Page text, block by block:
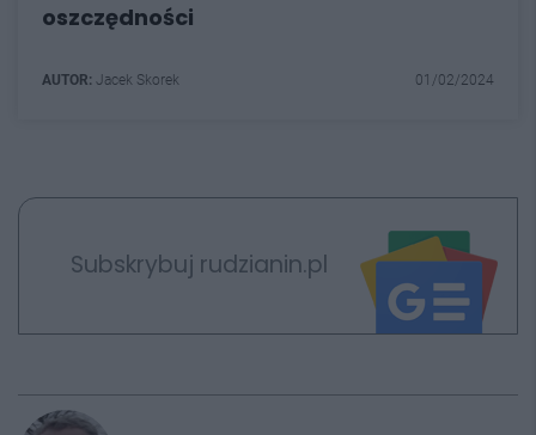
oszczędności
AUTOR: Jacek Skorek 01/02/2024
Subskrybuj rudzianin.pl